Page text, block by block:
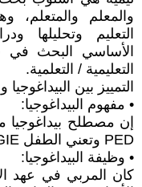
والمعلم والمتعلم،
التعليم وتحليلها
الأساسي البحث في
التعليمية / التعلمية.
التمييز بين البيداغوجيا
• مفهوم البيداغوجيا:
إن مصطلح
PED وتعني الطفل AGOGIE وتعني القيادة والتوجيه.
• وظيفة البيداغوجيا:
كان المربي في عهد